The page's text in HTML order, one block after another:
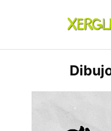
xerguio.ES |